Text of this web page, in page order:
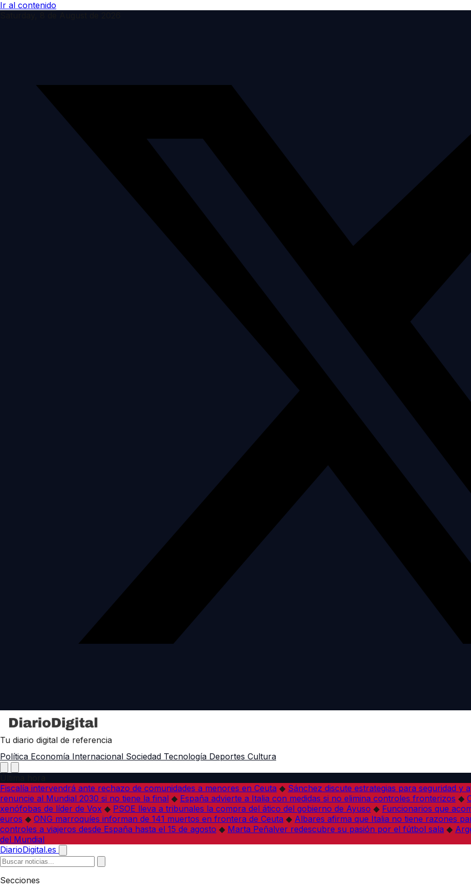
Ir al contenido
Tu diario digital de referencia
Política Economía Internacional Sociedad Tecnología Deportes Cultura
Fiscalía intervendrá ante rechazo de comunidades a menores en Ceuta ◆ Sánchez discute estrategias para seguridad y
renuncie al Mundial 2030 si no tiene la final ◆ España advierte a Italia con medidas si no elimina controles fronterizos ◆
xenófobas de líder de Vox ◆ PSOE lleva a tribunales la compra del ático del gobierno de Ayuso ◆ Funcionarios que
euros ◆ ONG marroquíes informan de 141 muertos en frontera de Ceuta ◆ Albares afirma que Italia no tiene razones
controles a viajeros desde España hasta el 15 de agosto ◆ Marta Peñalver redescubre su pasión por el fútbol sala ◆
del Mundial
DiarioDigital.es
Secciones